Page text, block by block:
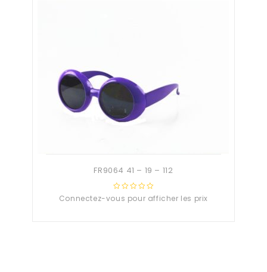
FR9064 41 – 19 – 112
0
Connectez-vous pour afficher les prix